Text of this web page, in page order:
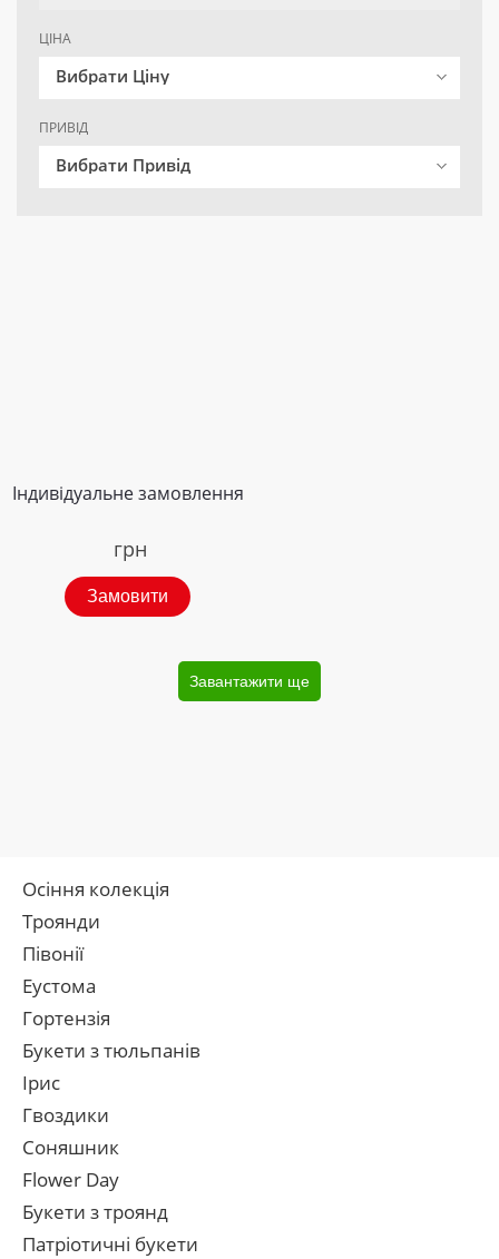
ЦІНА
Вибрати Ціну
ПРИВІД
Вибрати Привід
Індивідуальне замовлення
грн
Замовити
Завантажити ще
Осіння колекція
Троянди
Півонії
Еустома
Гортензія
Букети з тюльпанів
Ірис
Гвоздики
Соняшник
Flower Day
Букети з троянд
Патріотичні букети